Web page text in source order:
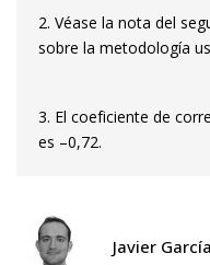
2. Véase la nota del
sobre la metodología
3. El coeficiente de
es –0,72.
Javier